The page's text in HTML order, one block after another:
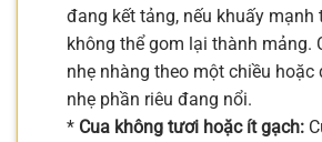
đang kết tảng, nếu khuấy mạnh
không thể gom lại thành mảng.
nhẹ nhàng theo một chiều hoặc
nhẹ phần riêu đang nổi.
* Cua không tươi hoặc ít gạch: